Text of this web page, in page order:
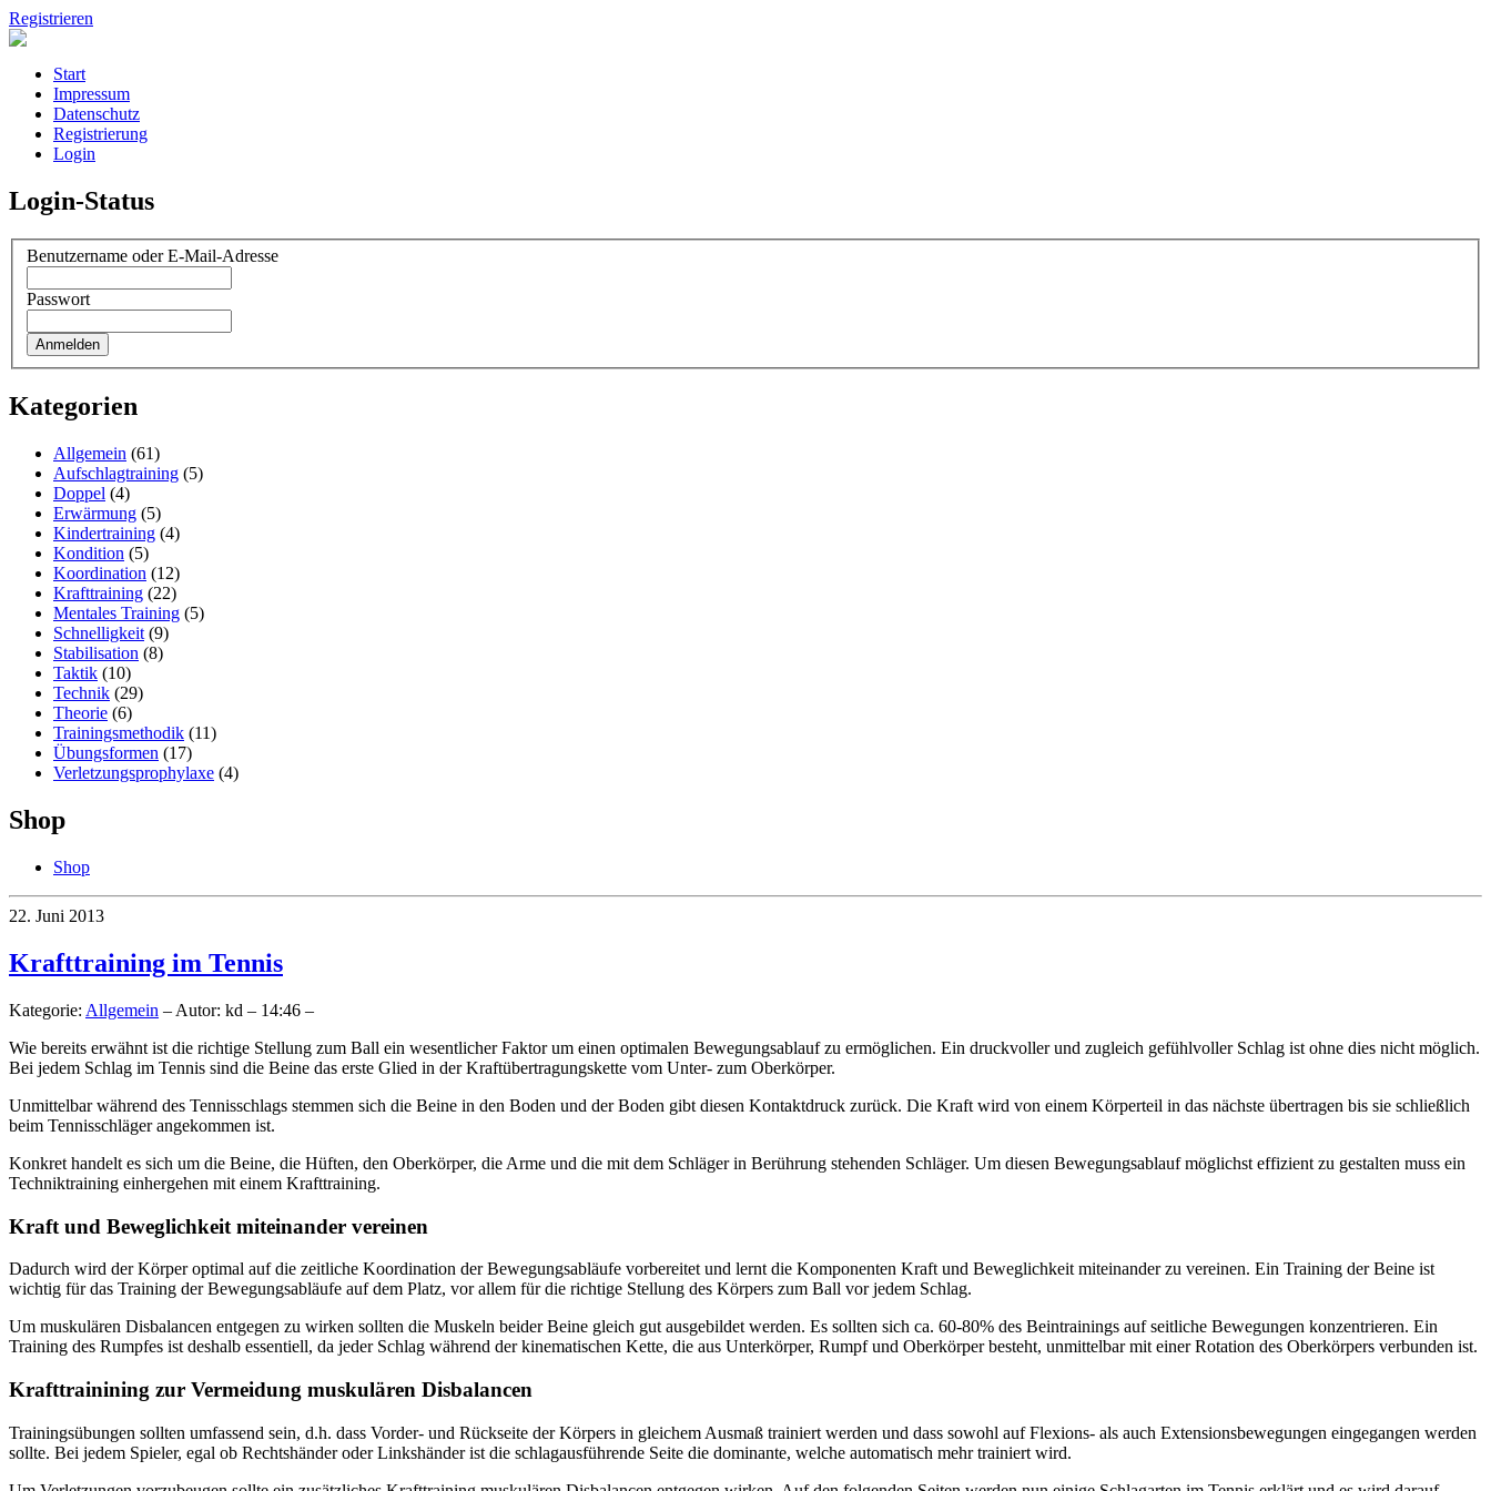
Registrieren
Start
Impressum
Datenschutz
Registrierung
Login
Login-Status
Benutzername oder E-Mail-Adresse
Passwort
Kategorien
Allgemein (61)
Aufschlagtraining (5)
Doppel (4)
Erwärmung (5)
Kindertraining (4)
Kondition (5)
Koordination (12)
Krafttraining (22)
Mentales Training (5)
Schnelligkeit (9)
Stabilisation (8)
Taktik (10)
Technik (29)
Theorie (6)
Trainingsmethodik (11)
Übungsformen (17)
Verletzungsprophylaxe (4)
Shop
Shop
22. Juni 2013
Krafttraining im Tennis
Kategorie: Allgemein – Autor: kd – 14:46 –
Wie bereits erwähnt ist die richtige Stellung zum Ball ein wesentlicher Faktor um einen optimalen Bewegungsablauf zu ermöglichen. Ein druckvoller und zugleich gefühlvoller Schlag ist ohne dies nicht möglich.
Bei jedem Schlag im Tennis sind die Beine das erste Glied in der Kraftübertragungskette vom Unter- zum Oberkörper.
Unmittelbar während des Tennisschlags stemmen sich die Beine in den Boden und der Boden gibt diesen Kontaktdruck zurück. Die Kraft wird von einem Körperteil in das nächste übertragen bis sie schließlich
beim Tennisschläger angekommen ist.
Konkret handelt es sich um die Beine, die Hüften, den Oberkörper, die Arme und die mit dem Schläger in Berührung stehenden Schläger. Um diesen Bewegungsablauf möglichst effizient zu gestalten muss ein
Techniktraining einhergehen mit einem Krafttraining.
Kraft und Beweglichkeit miteinander vereinen
Dadurch wird der Körper optimal auf die zeitliche Koordination der Bewegungsabläufe vorbereitet und lernt die Komponenten Kraft und Beweglichkeit miteinander zu vereinen. Ein Training der Beine ist
wichtig für das Training der Bewegungsabläufe auf dem Platz, vor allem für die richtige Stellung des Körpers zum Ball vor jedem Schlag.
Um muskulären Disbalancen entgegen zu wirken sollten die Muskeln beider Beine gleich gut ausgebildet werden. Es sollten sich ca. 60-80% des Beintrainings auf seitliche Bewegungen konzentrieren. Ein
Training des Rumpfes ist deshalb essentiell, da jeder Schlag während der kinematischen Kette, die aus Unterkörper, Rumpf und Oberkörper besteht, unmittelbar mit einer Rotation des Oberkörpers verbunden ist.
Krafttrainining zur Vermeidung muskulären Disbalancen
Trainingsübungen sollten umfassend sein, d.h. dass Vorder- und Rückseite der Körpers in gleichem Ausmaß trainiert werden und dass sowohl auf Flexions- als auch Extensionsbewegungen eingegangen werden
sollte. Bei jedem Spieler, egal ob Rechtshänder oder Linkshänder ist die schlagausführende Seite die dominante, welche automatisch mehr trainiert wird.